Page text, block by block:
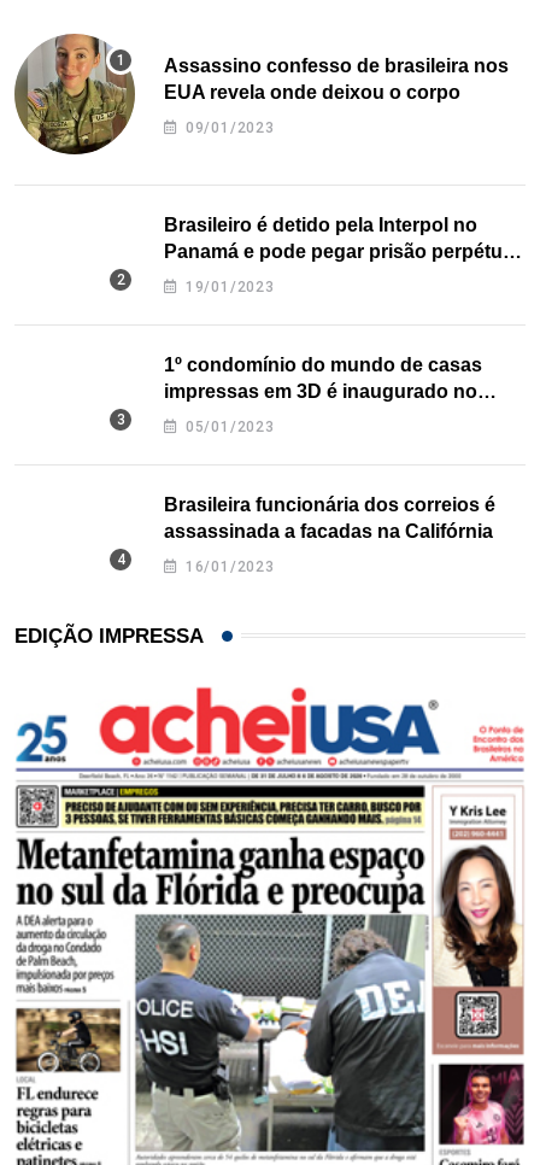
Assassino confesso de brasileira nos
EUA revela onde deixou o corpo
09/01/2023
Brasileiro é detido pela Interpol no
Panamá e pode pegar prisão perpétua
nos EUA
19/01/2023
1º condomínio do mundo de casas
impressas em 3D é inaugurado no
Texas
05/01/2023
Brasileira funcionária dos correios é
assassinada a facadas na Califórnia
16/01/2023
EDIÇÃO IMPRESSA